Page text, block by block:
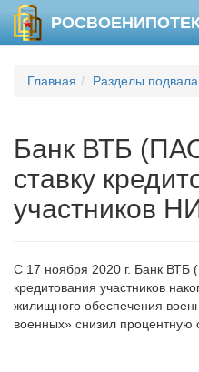
Главная Разделы подвала
Банк ВТБ
ставку
участников
С 17 ноября 2020 г. Банк
кредитования участников
жилищного обеспечения
военных» снизил процентную